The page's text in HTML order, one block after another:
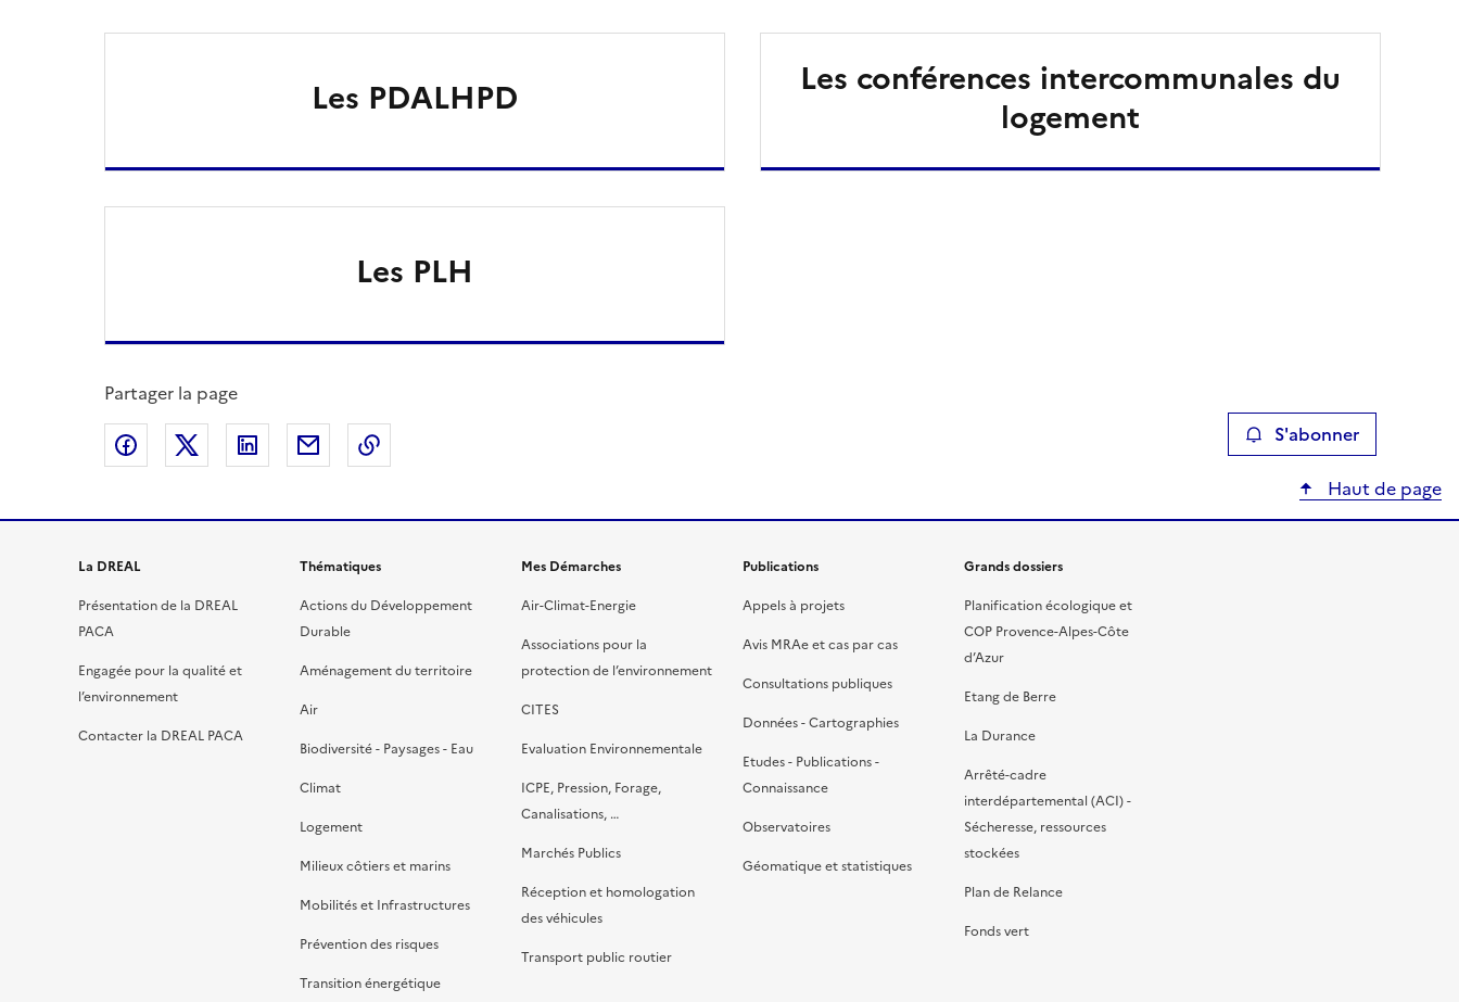
Les PDALHPD
Les PLH
Les conférences intercommunales du
logement
Partager la page
Partager sur Facebook
Partager sur XPartager sur LinkedIn
Partager par email S'abonner
Haut de page
La DREAL
Présentation de la DREAL
PACA
Engagée pour la qualité et
l’environnement
Contacter la DREAL PACA
Thématiques
Actions du Développement
Durable
Aménagement du territoire
Air
Biodiversité - Paysages - Eau
Climat
Logement
Milieux côtiers et marins
Mobilités et Infrastructures
Prévention des risques
Transition énergétique
Mes Démarches
Air-Climat-Energie
Associations pour la
protection de l’environnement
CITES
Evaluation Environnementale
ICPE, Pression, Forage,
Canalisations, …
Marchés Publics
Réception et homologation
des véhicules
Transport public routier
Publications
Appels à projets
Avis MRAe et cas par cas
Consultations publiques
Données - Cartographies
Etudes - Publications -
Connaissance
Observatoires
Géomatique et statistiques
Grands dossiers
Planification écologique et
COP Provence-Alpes-Côte
d’Azur
Etang de Berre
La Durance
Arrêté-cadre
interdépartemental (ACI) -
Sécheresse, ressources
stockées
Plan de Relance
Fonds vert